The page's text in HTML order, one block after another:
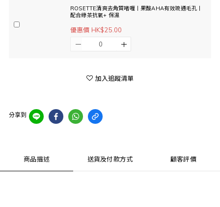
ROSETTE清爽去角質啫喱丨果酸AHA有效琉通毛孔丨
配合綠茶抗氧+ 保濕
優惠價 HK$25.00
加入追蹤清單
分享到
商品描述 送貨及付款方式 顧客評價